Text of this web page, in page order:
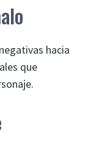
hacia
que